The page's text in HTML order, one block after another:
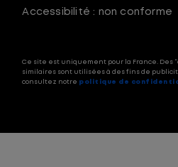
Accessibilité : non conforme
Ce site est uniquement pour la France. Des
similaires sont utilisées à des fins de
consultez notre politique de